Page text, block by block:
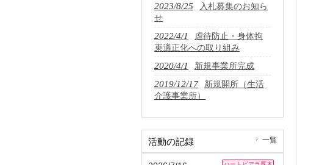
2023/8/25
入札募集のお知ら
せ
2022/4/1
虐待防止・身体拘
束適正化への取り組み
2020/4/1 新規事業所完成
2019/12/17
新規開所（生活
介護事業所）
活動の記録 一覧